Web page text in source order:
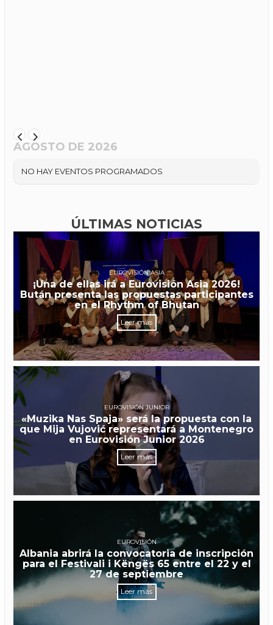
AGOSTO DE 2026
NO HAY EVENTOS PROGRAMADOS
ÚLTIMAS NOTICIAS
EUROVISIÓN ASIA
¡Una de ellas irá a Eurovisión Asia 2026!
Bután presenta las propuestas participantes
en el Rhythm of Bhutan
Leer más
EUROVISIÓN JUNIOR
«Muzika Nas Spaja» será la propuesta con la
que Mija Vujović representará a Montenegro
en Eurovisión Junior 2026
Leer más
EUROVISIÓN
Albania abrirá la convocatoria de inscripción
para el Festivali i Këngës 65 entre el 22 y el
27 de septiembre
Leer más